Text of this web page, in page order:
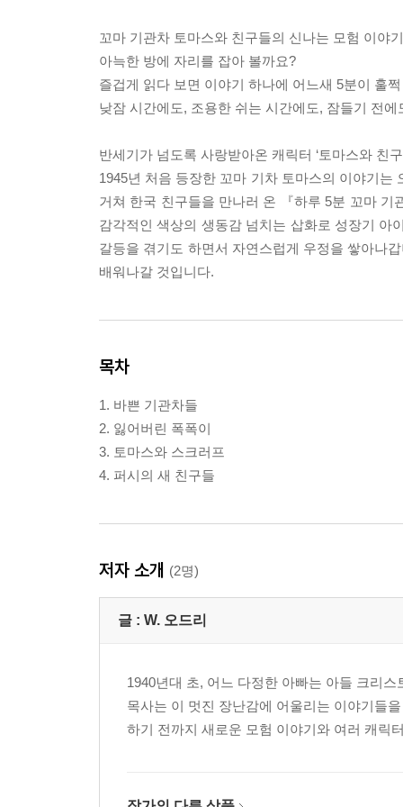
꼬마 기관차 토마스와 친구들의 신나는 모험 이야
아늑한 방에 자리를 잡아 볼까요?
즐겁게 읽다 보면 이야기 하나에 어느새 5분이 훌
낮잠 시간에도, 조용한 쉬는 시간에도, 잠들기 전
반세기가 넘도록 사랑받아온 캐릭터 ‘토마스와 친구
1945년 처음 등장한 꼬마 기차 토마스의 이야기
거쳐 한국 친구들을 만나러 온 『하루 5분 꼬마
감각적인 색상의 생동감 넘치는 삽화로 성장기 아
갈등을 겪기도 하면서 자연스럽게 우정을 쌓아나
배워나갈 것입니다.
목차
1. 바쁜 기관차들
2. 잃어버린 폭폭이
3. 토마스와 스크러프
4. 퍼시의 새 친구들
저자 소개 (2명)
글 : W. 오드리
1940년대 초, 어느 다정한 아빠는 아들 크리
목사는 이 멋진 장난감에 어울리는 이야기들
하기 전까지 새로운 모험 이야기와 여러 캐릭